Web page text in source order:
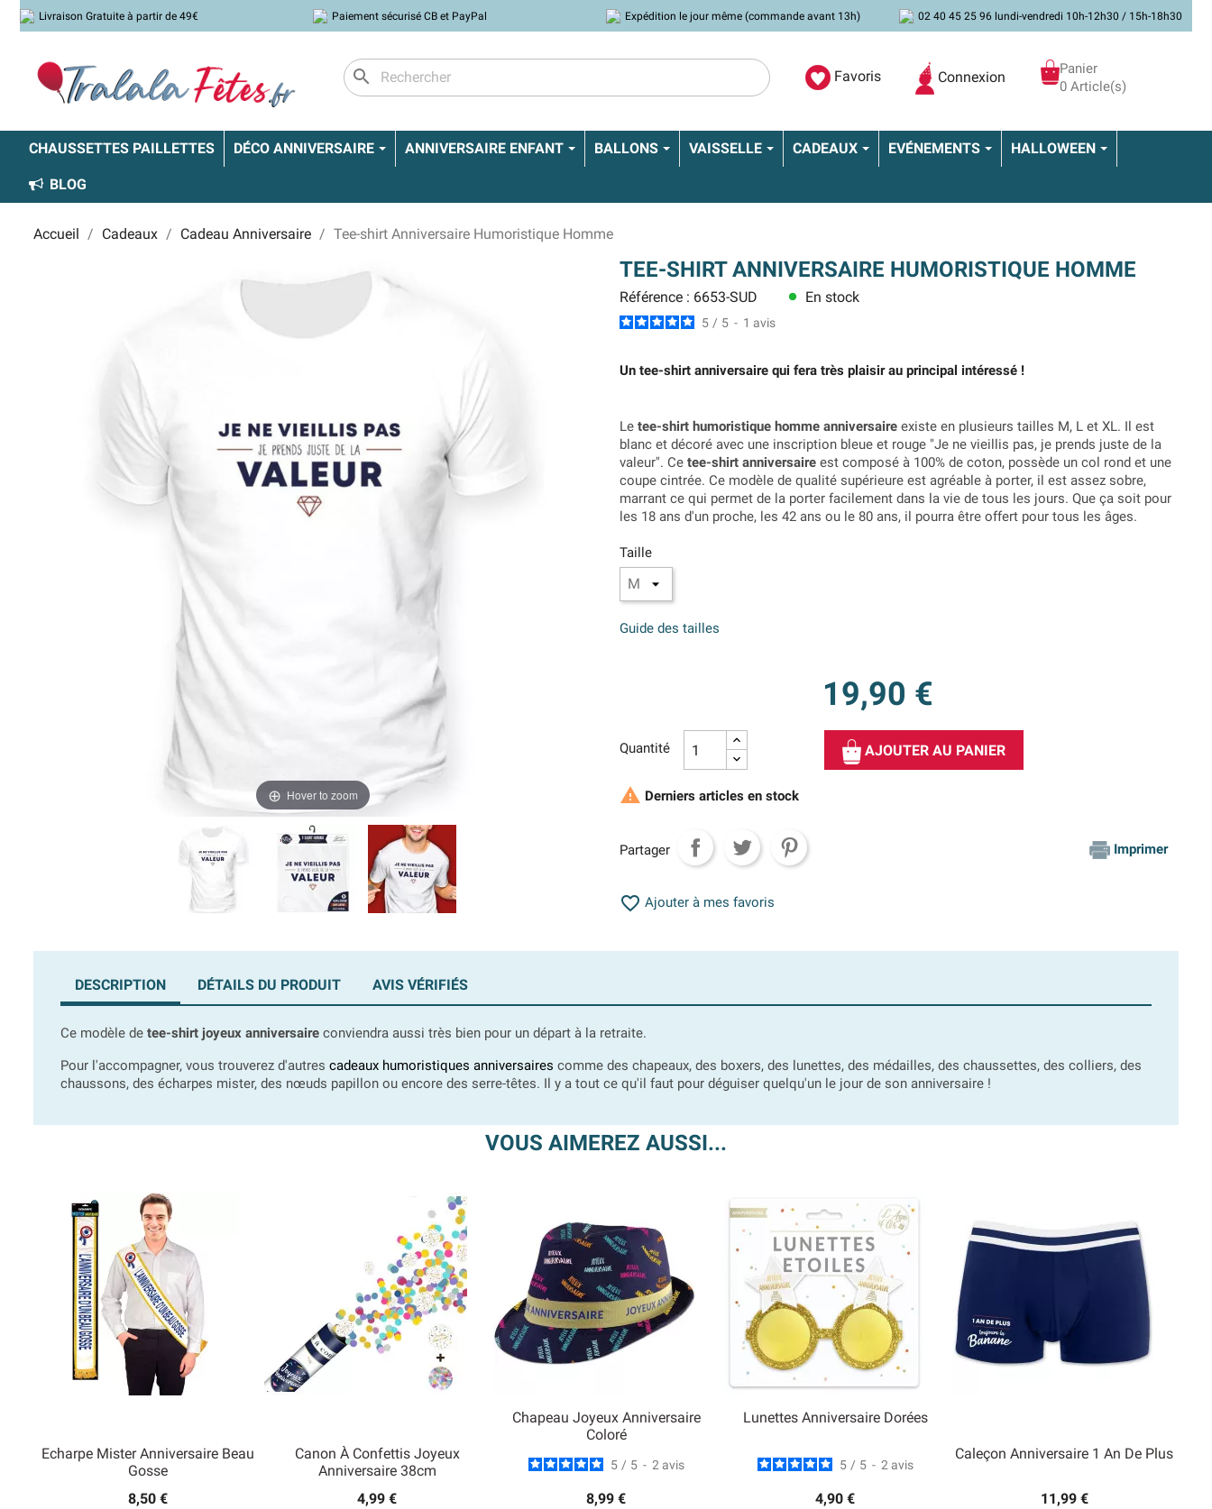
Livraison Gratuite à partir de 49€ Paiement sécurisé CB et PayPal Expédition le jour même (commande avant 13h) 02 40 45 25 96 lundi-vendredi 10h-12h30 / 15h-18h30
search Favoris Connexion
Panier
0 Article(s)
CHAUSSETTES PAILLETTES DÉCO ANNIVERSAIRE ANNIVERSAIRE ENFANT BALLONS VAISSELLE CADEAUX EVÉNEMENTS HALLOWEEN
BLOG
Accueil Cadeaux Cadeau Anniversaire Tee-shirt Anniversaire Humoristique Homme
Hover to zoom
TEE-SHIRT ANNIVERSAIRE HUMORISTIQUE HOMME
Référence : 6653-SUD lens En stock
5 / 5 - 1 avis
Un tee-shirt anniversaire qui fera très plaisir au principal intéressé !
Le tee-shirt humoristique homme anniversaire existe en plusieurs tailles M, L et XL. Il est
blanc et décoré avec une inscription bleue et rouge "Je ne vieillis pas, je prends juste de la
valeur". Ce tee-shirt anniversaire est composé à 100% de coton, possède un col rond et une
coupe cintrée. Ce modèle de qualité supérieure est agréable à porter, il est assez sobre,
marrant ce qui permet de la porter facilement dans la vie de tous les jours. Que ça soit pour
les 18 ans d'un proche, les 42 ans ou le 80 ans, il pourra être offert pour tous les âges.
Taille
Guide des tailles
19,90 €
Quantité AJOUTER AU PANIER
 Derniers articles en stock
Partager Imprimer
 Ajouter à mes favoris
DESCRIPTION DÉTAILS DU PRODUIT AVIS VÉRIFIÉS
Ce modèle de tee-shirt joyeux anniversaire conviendra aussi très bien pour un départ à la retraite.
Pour l'accompagner, vous trouverez d'autres cadeaux humoristiques anniversaires comme des chapeaux, des boxers, des lunettes, des médailles, des chaussettes, des colliers, des
chaussons, des écharpes mister, des nœuds papillon ou encore des serre-têtes. Il y a tout ce qu'il faut pour déguiser quelqu'un le jour de son anniversaire !
VOUS AIMEREZ AUSSI...
Echarpe Mister Anniversaire Beau
Gosse
8,50 €
Canon À Confettis Joyeux
Anniversaire 38cm
4,99 €
Chapeau Joyeux Anniversaire
Coloré
5 / 5 - 2 avis
8,99 €
Lunettes Anniversaire Dorées
5 / 5 - 2 avis
4,90 €
Caleçon Anniversaire 1 An De Plus
11,99 €